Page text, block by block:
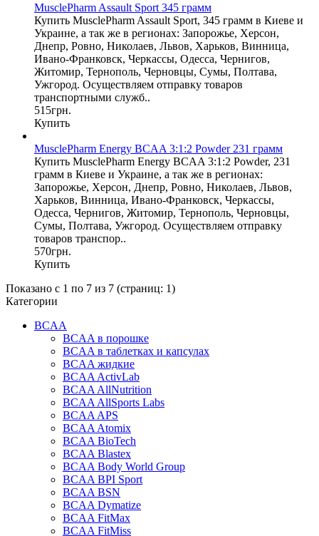
MusclePharm Assault Sport 345 грамм
Купить MusclePharm Assault Sport, 345 грамм в Киеве и
Украине, а так же в регионах: Запорожье, Херсон,
Днепр, Ровно, Николаев, Львов, Харьков, Винница,
Ивано-Франковск, Черкассы, Одесса, Чернигов,
Житомир, Тернополь, Черновцы, Сумы, Полтава,
Ужгород. Осуществляем отправку товаров
транспортными служб..
515грн.
Купить
MusclePharm Energy BCAA 3:1:2 Powder 231 грамм
Купить MusclePharm Energy BCAA 3:1:2 Powder, 231
грамм в Киеве и Украине, а так же в регионах:
Запорожье, Херсон, Днепр, Ровно, Николаев, Львов,
Харьков, Винница, Ивано-Франковск, Черкассы,
Одесса, Чернигов, Житомир, Тернополь, Черновцы,
Сумы, Полтава, Ужгород. Осуществляем отправку
товаров транспор..
570грн.
Купить
Показано с 1 по 7 из 7 (страниц: 1)
Категории
BCAA
BCAA в порошке
BCAA в таблетках и капсулах
BCAA жидкие
BCAA ActivLab
BCAA AllNutrition
BCAA AllSports Labs
BCAA APS
BCAA Atomix
BCAA BioTech
BCAA Blastex
BCAA Body World Group
BCAA BPI Sport
BCAA BSN
BCAA Dymatize
BCAA FitMax
BCAA FitMiss